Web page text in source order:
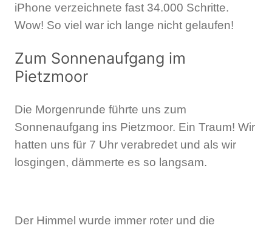
iPhone verzeichnete fast 34.000 Schritte.
Wow! So viel war ich lange nicht gelaufen!
Zum Sonnenaufgang im
Pietzmoor
Die Morgenrunde führte uns zum
Sonnenaufgang ins Pietzmoor. Ein Traum! Wir
hatten uns für 7 Uhr verabredet und als wir
losgingen, dämmerte es so langsam.
Der Himmel wurde immer roter und die